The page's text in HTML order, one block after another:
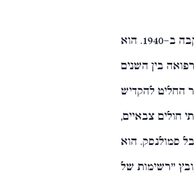
מיכאיל אפנסייביץ' בולגקוב נולד בקייב בשנת 1891 ומת במוסקבה ב-1940. הוא
בין השנים
במחלות מין ועסק במקצועו עד 1920, כאשר החליט להקדיש
אחדים בבתי חולים צבאיים,
סמולנסק. הוא
"רשימות של